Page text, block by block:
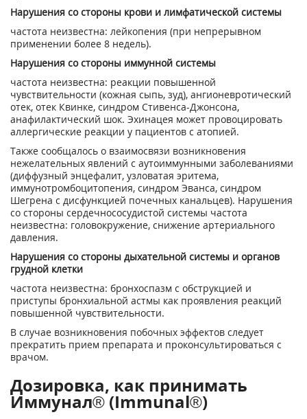
Нарушения со стороны крови и лимфатической системы
частота неизвестна: лейкопения (при непрерывном
применении более 8 недель).
Нарушения со стороны иммунной системы
частота неизвестна: реакции повышенной
чувствительности (кожная сыпь, зуд), ангионевротический
отек, отек Квинке, синдром Стивенса-Джонсона,
анафилактический шок. Эхинацея может провоцировать
аллергические реакции у пациентов с атопией.
Также сообщалось о взаимосвязи возникновения
нежелательных явлений с аутоиммунными заболеваниями
(диффузный энцефалит, узловатая эритема,
иммунотромбоцитопения, синдром Эванса, синдром
Шегрена с дисфункцией почечных канальцев). Нарушения
со стороны сердечнососудистой системы частота
неизвестна: головокружение, снижение артериального
давления.
Нарушения со стороны дыхательной системы и органов
грудной клетки
частота неизвестна: бронхоспазм с обструкцией и
приступы бронхиальной астмы как проявления реакций
повышенной чувствительности.
В случае возникновения побочных эффектов следует
прекратить прием препарата и проконсультироваться с
врачом.
Дозировка, как принимать
Иммунал® (Immunal®)